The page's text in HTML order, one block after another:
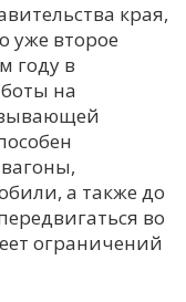
Ч
Я
края,
уже второе
году в
на
а также до
во
ограничений